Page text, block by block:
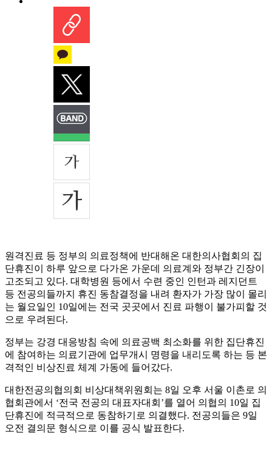
원격진료 등 정부의 의료정책에 반대해온 대한의사협회의 집
단휴진이 하루 앞으로 다가온 가운데 의료계와 정부간 긴장이
고조되고 있다. 대학병원 등에서 수련 중인 인턴과 레지던트
등 전공의들까지 휴진 동참결정을 내려 환자가 가장 많이 몰리
는 월요일인 10일에는 전국 곳곳에서 진료 파행이 불가피할 것
으로 우려된다.
정부는 강경 대응방침 속에 의료공백 최소화를 위한 집단휴진
에 참여하는 의료기관에 업무개시 명령을 내리도록 하는 등 본
격적인 비상진료 체계 가동에 들어갔다.
대한전공의협의회 비상대책위원회는 8일 오후 서울 이촌로 의
협회관에서 ‘전국 전공의 대표자대회’를 열어 의협의 10일 집
단휴진에 적극적으로 동참하기로 의결했다. 전공의들은 9일
오전 결의문 형식으로 이를 공식 발표한다.